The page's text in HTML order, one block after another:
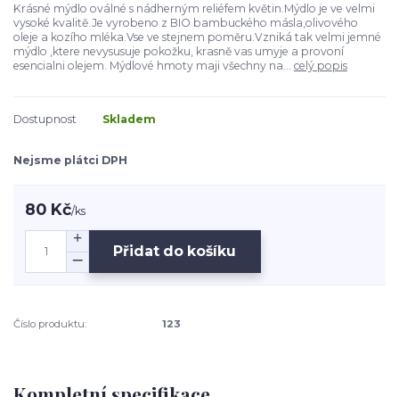
Krásné mýdlo oválné s nádherným reliéfem květin.Mýdlo je ve velmi
vysoké kvalitě.Je vyrobeno z BIO bambuckého másla,olivového
oleje a kozího mléka.Vse ve stejnem poměru.Vzniká tak velmi jemné
mýdlo ,ktere nevysusuje pokožku, krasně vas umyje a provoní
esencialni olejem. Mýdlové hmoty maji všechny na... celý popis
Dostupnost Skladem
Nejsme plátci DPH
80 Kč/ks
Přidat do košíku
Číslo produktu: 123